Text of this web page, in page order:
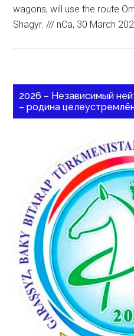
wagons, will use the route
Shagyr. /// nCa, 30 March
2026 – Независимый
– родина